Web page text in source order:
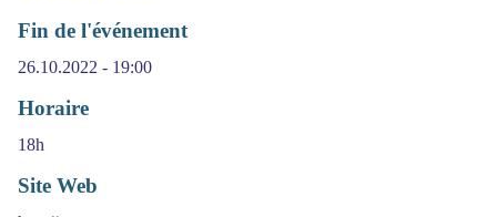
Fin de l'événement
26.10.2022 - 19:00
Horaire
18h
Site Web